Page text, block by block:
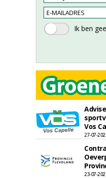
Vos
27-07-
23-07-